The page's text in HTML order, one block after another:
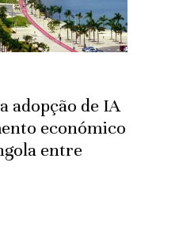
adopção de IA
económico
entre
desempenho